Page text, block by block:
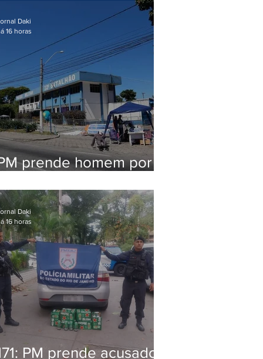
Maricá
prende homem por
Daki
16 horas
PM prende acusado
Daki
16 horas